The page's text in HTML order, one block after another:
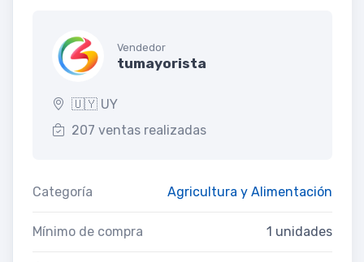
Vendedor
tumayorista
🇺🇾 UY
207 ventas realizadas
Categoría Agricultura y Alimentación
Mínimo de compra 1 unidades